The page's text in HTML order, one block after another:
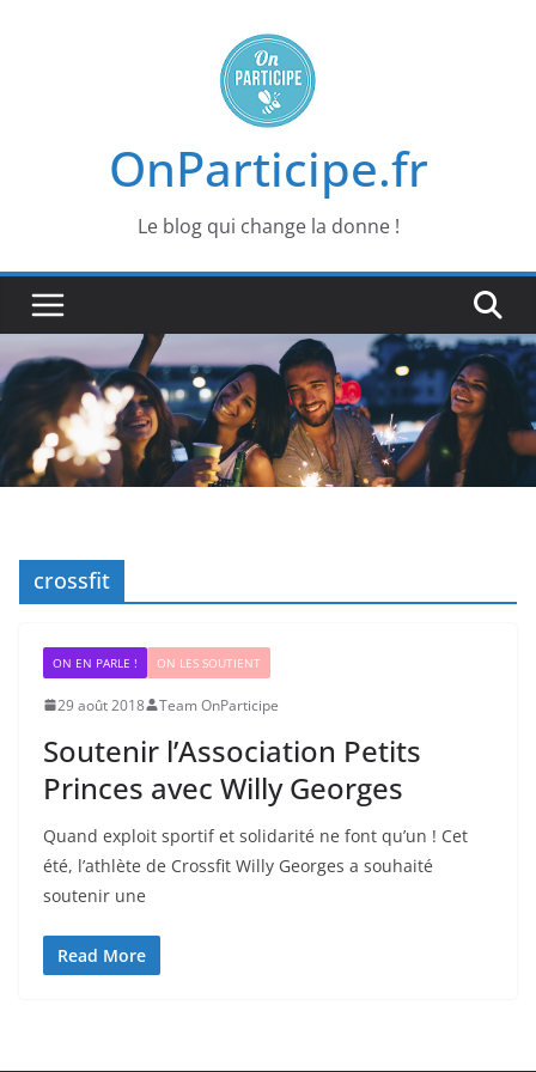
OnParticipe.fr
Le blog qui change la donne !
crossfit
ON EN PARLE ! ON LES SOUTIENT
29 août 2018 Team OnParticipe
Soutenir l’Association Petits
Princes avec Willy Georges
Quand exploit sportif et solidarité ne font qu’un ! Cet
été, l’athlète de Crossfit Willy Georges a souhaité
soutenir une
Read More